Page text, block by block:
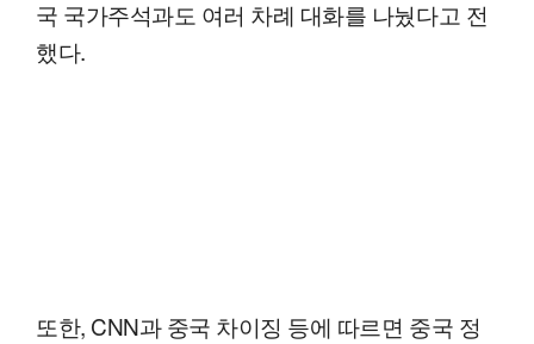
국 국가주석과도 여러 차례 대화를 나눴다고 전
했다.
또한, CNN과 중국 차이징 등에 따르면 중국 정